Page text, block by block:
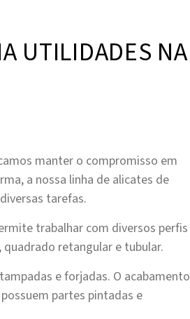
UTILIDADES NA
manter o compromisso em
a nossa linha de alicates de
tarefas.
trabalhar com diversos perfis
retangular e tubular.
e forjadas. O acabamento
partes pintadas e